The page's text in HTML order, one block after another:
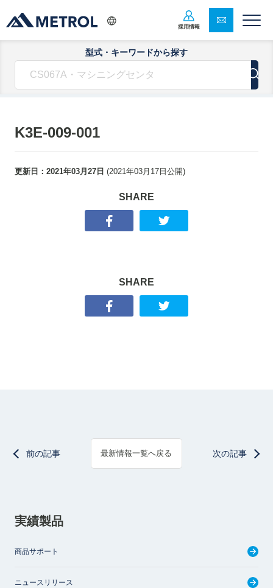
採用情報
型式・キーワードから探す
K3E-009-001
更新日： 2021年03月27日 (2021年03月17日 公開)
SHARE
SHARE
前の記事 最新情報一覧へ戻る 次の記事
実績製品
商品サポート
ニュースリリース